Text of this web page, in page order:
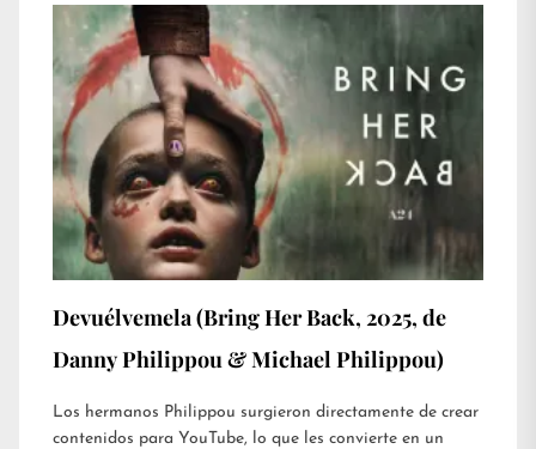
Devuélvemela (Bring Her Back, 2025, de
Danny Philippou & Michael Philippou)
Los hermanos Philippou surgieron directamente de crear
contenidos para YouTube, lo que les convierte en un